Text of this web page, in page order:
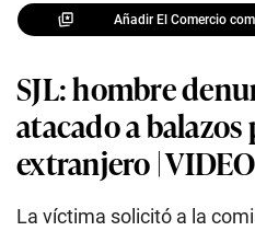
Añadir El Comercio
SJL: hombre
atacado a
extranjero | VIDEO
La víctima solicitó a la